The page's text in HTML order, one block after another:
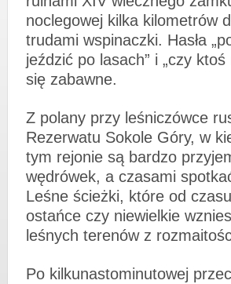
noclegowej kilka kilometrów
trudami wspinaczki. Hasła
jeździć po lasach” i „czy
się zabawne.
Z polany przy leśniczówce
Rezerwatu Sokole Góry, w
tym rejonie są bardzo
wędrówek, a czasami
Leśne ścieżki, które od
ostańce czy niewielkie
leśnych terenów z
Po kilkunastominutowej